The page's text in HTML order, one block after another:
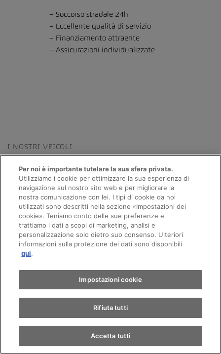
Soccorso stradale 24h
Eccellente qualità di servizio
Finanziamento attraente
Assicurazioni individualizzate
I NOSTRI VEICOLI
Tutti i veicoli di AMAG
Mostra offerte Mostra offerte
Appuntamento
Giro di prova
Trova un'auto
Per noi è importante tutelare la sua sfera privata.
Utilizziamo i cookie per ottimizzare la sua esperienza di
navigazione sul nostro sito web e per migliorare la
nostra comunicazione con lei. I tipi di cookie da noi
utilizzati sono descritti nella sezione «Impostazioni dei
cookie». Teniamo conto delle sue preferenze e
trattiamo i dati a scopi di marketing, analisi e
personalizzazione solo dietro suo consenso. Ulteriori
informazioni sulla protezione dei dati sono disponibili
qui.
Impostazioni cookie
Rifiuta tutti
Accetta tutti